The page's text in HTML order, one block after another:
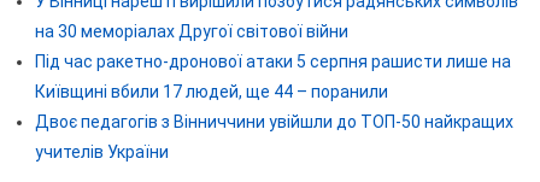
на 30 меморіалах Другої світової війни
Під час ракетно-дронової атаки 5 серпня рашисти лише на
Київщині вбили 17 людей, ще 44 – поранили
Двоє педагогів з Вінниччини увійшли до ТОП-50 найкращих
учителів України